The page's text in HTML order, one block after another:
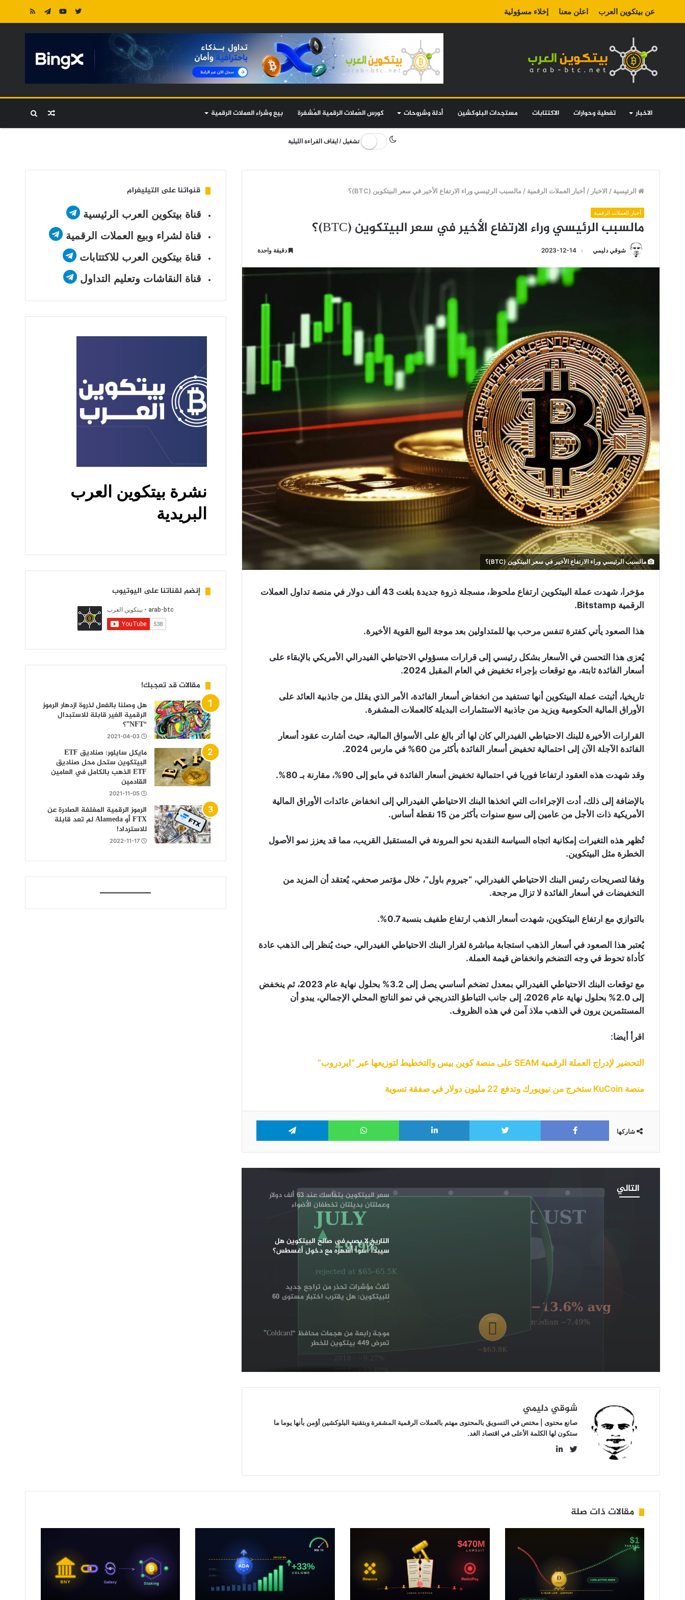
عن بيتكوين العرب اعلن معنا إخلاء مسؤولية
الاخبار تغطية وحوارات الاكتتابات مستجدات البلوكشين أدلة وشروحات كورس العُملات الرقمية المُشفرة بيع وشراء العملات الرقمية بحث مقال
تشغيل / ايقاف القراءة الليلية
الرئيسية / الاخبار / أخبار العملات الرقمية / مالسبب الرئيسي وراء الارتفاع الأخير في سعر البيتكوين (BTC)؟
أخبار العملات الرقمية
مالسبب الرئيسي وراء الارتفاع الأخير في سعر البيتكوين (BTC)؟
شوقي دليمي 2023-12-14 دقيقة واحدة
مالسبب الرئيسي وراء الارتفاع الأخير في سعر البيتكوين (BTC)؟
مؤخرا، شهدت عملة البيتكوين ارتفاع ملحوظ، مسجلة ذروة جديدة بلغت 43 ألف دولار في منصة تداول العملات
الرقمية Bitstamp.
هذا الصعود يأتي كفترة تنفس مرحب بها للمتداولين بعد موجة البيع القوية الأخيرة.
يُعزى هذا التحسن في الأسعار بشكل رئيسي إلى قرارات مسؤولي الاحتياطي الفيدرالي الأمريكي بالإبقاء على
أسعار الفائدة ثابتة، مع توقعات بإجراء تخفيض في العام المقبل 2024.
تاريخيا، أثبتت عملة البيتكوين أنها تستفيد من انخفاض أسعار الفائدة، الأمر الذي يقلل من جاذبية العائد على
الأوراق المالية الحكومية ويزيد من جاذبية الاستثمارات البديلة كالعملات المشفرة.
القرارات الأخيرة للبنك الاحتياطي الفيدرالي كان لها أثر بالغ على الأسواق المالية، حيث أشارت عقود أسعار
الفائدة الآجلة الآن إلى احتمالية تخفيض أسعار الفائدة بأكثر من 60% في مارس 2024.
وقد شهدت هذه العقود ارتفاعا فوريا في احتمالية تخفيض أسعار الفائدة في مايو إلى 90%، مقارنة بـ 80%.
بالإضافة إلى ذلك، أدت الإجراءات التي اتخذها البنك الاحتياطي الفيدرالي إلى انخفاض عائدات الأوراق المالية
الأمريكية ذات الأجل من عامين إلى سبع سنوات بأكثر من 15 نقطة أساس.
تُظهر هذه التغيرات إمكانية اتجاه السياسة النقدية نحو المرونة في المستقبل القريب، مما قد يعزز نمو الأصول
الخطرة مثل البيتكوين.
وفقا لتصريحات رئيس البنك الاحتياطي الفيدرالي، “جيروم باول”، خلال مؤتمر صحفي، يُعتقد أن المزيد من
التخفيضات في أسعار الفائدة لا تزال مرجحة.
بالتوازي مع ارتفاع البيتكوين، شهدت أسعار الذهب ارتفاع طفيف بنسبة 0.7%.
يُعتبر هذا الصعود في أسعار الذهب استجابة مباشرة لقرار البنك الاحتياطي الفيدرالي، حيث يُنظر إلى الذهب عادة
كأداة تحوط في وجه التضخم وانخفاض قيمة العملة.
مع توقعات البنك الاحتياطي الفيدرالي بمعدل تضخم أساسي يصل إلى 3.2% بحلول نهاية عام 2023، ثم ينخفض
إلى 2.0% بحلول نهاية عام 2026، إلى جانب التباطؤ التدريجي في نمو الناتج المحلي الإجمالي، يبدو أن
المستثمرين يرون في الذهب ملاذ آمن في هذه الظروف.
اقرأ أيضا:
التحضير لإدراج العملة الرقمية SEAM على منصة كوين بيس والتخطيط لتوزيعها عبر “ايردروب”
منصة KuCoin ستخرج من نيويورك وتدفع 22 مليون دولار في صفقة تسوية
شاركها
Facebook
Twitter
LinkedIn
WhatsApp
Telegram
التالي
التاريخ لا يصب في صالح البيتكوين هل سيبدأ أسوأ
أشهره مع دخول أغسطس؟
ثلاث مؤشرات تحذر من تراجع جديد
ألف دولار؟
لمواصلة الهبوط الأسبوع المقبل: التفاصيل
التاريخ لا يصب في صالح البيتكوين هل
ألف دولار؟
أربع عوامل قد تدفع سعر البيتكوين
لمواصلة الهبوط الأسبوع المقبل: التفاصيل
سعر البيتكوين يتماسك عند 63 ألف دولار
وعملتان بديلتان تخطفان الأضواء
التاريخ لا يصب في صالح البيتكوين هل
سيبدأ أسوأ أشهره مع دخول أغسطس؟
ثلاث مؤشرات تحذر من تراجع جديد
ألف دولار؟
تعرض 449 بيتكوين للخطر
أربع عوامل قد تدفع سعر البيتكوين
سعر البيتكوين يتماسك عند 63 ألف دولار
وعملتان بديلتان تخطفان الأضواء
سيبدأ أسوأ أشهره مع دخول أغسطس؟
شوقي دليمي
صانع محتوى | مختص في التسويق بالمحتوى مهتم بالعملات الرقمية المشفرة وبتقنية البلوكشين أؤمن بأنها يوما ما
ستكون لها الكلمة الأعلى في اقتصاد الغد.
قنواتنا على التيليغرام
قناة بيتكوين العرب الرئيسية
قناة لشراء وبيع العملات الرقمية
قناة بيتكوين العرب للاكتتابات
قناة النقاشات وتعليم التداول
إنضم لقناتنا على اليوتيوب
مقالات قد تعجبك!
هل وصلنا بالفعل لذروة ازدهار الرموز
الرقمية الغير قابلة للاستبدال
“NFT”؟
2021-04-03
مايكل سايلور: صناديق ETF
البيتكوين ستحل محل صناديق
ETF الذهب بالكامل في العامين
القادمين
2021-11-05
الرموز الرقمية المغلفة الصادرة عن
FTX أو Alameda لم تعد قابلة
للاسترداد!
2022-11-17
مقالات ذات صلة